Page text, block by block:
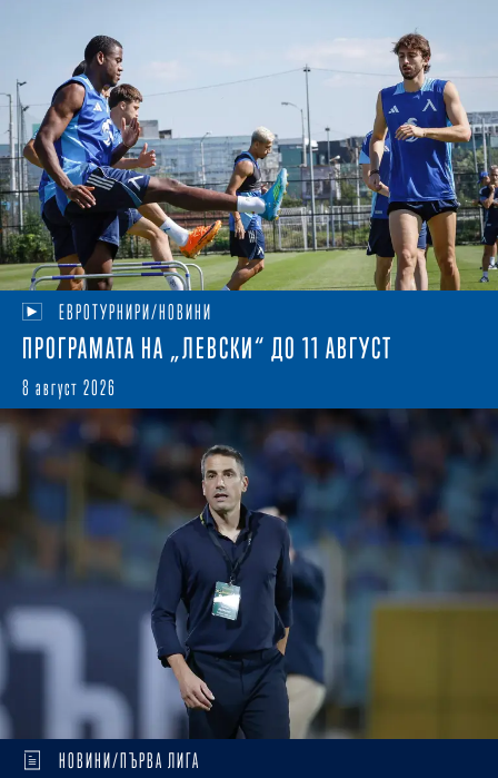
ЕВРОТУРНИРИ/НОВИНИ
ПРОГРАМАТА НА „ЛЕВСКИ“ ДО 11 АВГУСТ
8 август 2026
НОВИНИ/ПЪРВА ЛИГА